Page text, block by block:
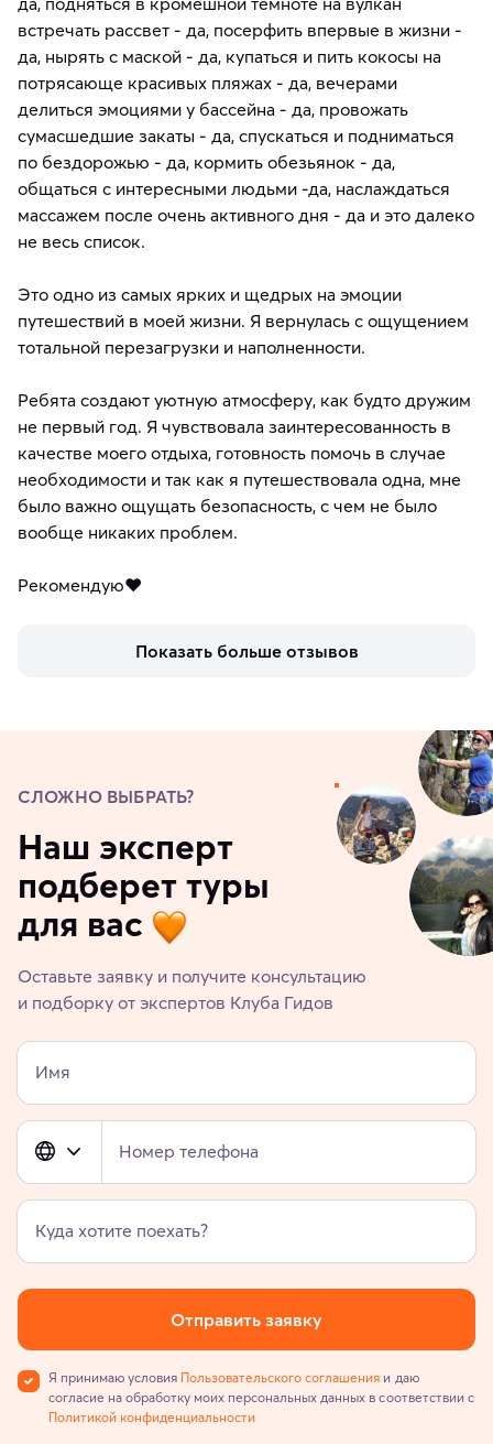
встречать рассвет - да, посерфить впервые в жизни -
да, нырять с маской - да, купаться и пить кокосы на
потрясающе красивых пляжах - да, вечерами
делиться эмоциями у бассейна - да, провожать
сумасшедшие закаты - да, спускаться и подниматься
по бездорожью - да, кормить обезьянок - да,
общаться с интересными людьми -да, наслаждаться
массажем после очень активного дня - да и это далеко
не весь список.
Это одно из самых ярких и щедрых на эмоции
путешествий в моей жизни. Я вернулась с ощущением
тотальной перезагрузки и наполненности.
Ребята создают уютную атмосферу, как будто дружим
не первый год. Я чувствовала заинтересованность в
качестве моего отдыха, готовность помочь в случае
необходимости и так как я путешествовала одна, мне
было важно ощущать безопасность, с чем не было
вообще никаких проблем.
Рекомендую❤️
Показать больше отзывов
СЛОЖНО ВЫБРАТЬ?
Наш эксперт
подберет туры
для вас
Оставьте заявку и получите консультацию
и подборку от экспертов Клуба Гидов
Имя
Номер телефона
Куда хотите поехать?
Отправить заявку
Я принимаю условия Пользовательского соглашения и даю
согласие на обработку моих персональных данных в соответствии с
Политикой конфиденциальности